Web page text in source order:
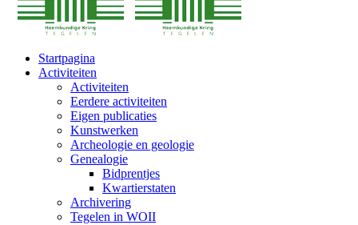
Startpagina
Activiteiten
Activiteiten
Eerdere activiteiten
Eigen publicaties
Kunstwerken
Archeologie en geologie
Genealogie
Bidprentjes
Kwartierstaten
Archivering
Tegelen in WOII